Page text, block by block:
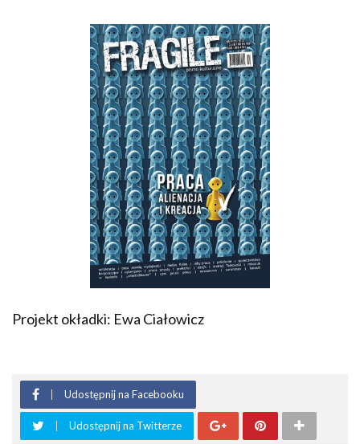
Projekt okładki: Ewa Ciałowicz
Udostępnij na Facebooku
Udostępnij na Twitterze